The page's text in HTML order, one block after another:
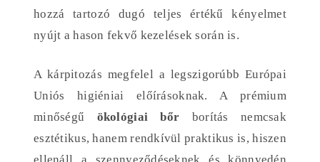
hozzá tartozó dugó teljes értékű kényelmet
nyújt a hason fekvő kezelések során is.
A kárpitozás megfelel a legszigorúbb Európai
Uniós higiéniai előírásoknak. A prémium
minőségű ökológiai bőr borítás nemcsak
esztétikus, hanem rendkívül praktikus is, hiszen
ellenáll a szennyeződéseknek és könnyedén